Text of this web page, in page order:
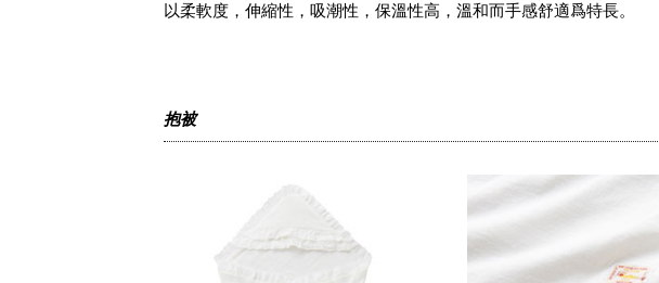
以柔軟度，伸縮性，吸潮性，保溫性高，溫和而手感舒適爲特長。
抱被